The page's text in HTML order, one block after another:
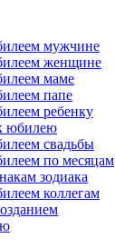
мужчине
женщине
маме
папе
ребенку
юбилею
свадьбы
по месяцам
зодиака
коллегам